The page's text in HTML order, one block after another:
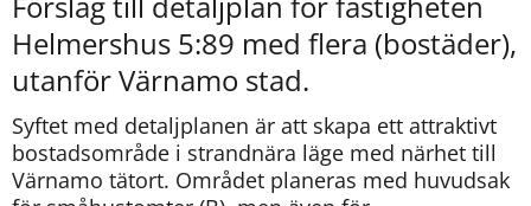
Helmershus 5:89 med flera (bostäder),
utanför Värnamo stad.
Syftet med detaljplanen är att skapa ett attraktivt
bostadsområde i strandnära läge med närhet till
Värnamo tätort. Området planeras med huvudsak